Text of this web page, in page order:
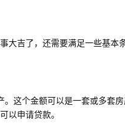
大吉了，还需要满足一些基本条
。这个金额可以是一套或多套
以申请贷款。